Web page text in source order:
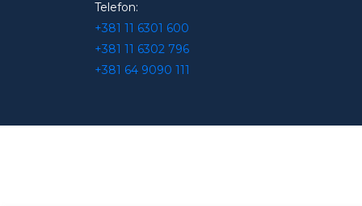
Telefon:
+381 11 6301 600
+381 11 6302 796
+381 64 9090 111